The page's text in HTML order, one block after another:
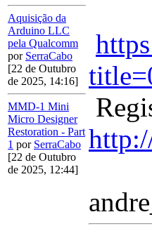
Aquisição da
Arduino LLC
pela Qualcomm
por SerraCabo
[22 de Outubro
de 2025, 14:16]
MMD-1 Mini
Micro Designer
Restoration - Part
1 por SerraCabo
[22 de Outubro
de 2025, 12:44]